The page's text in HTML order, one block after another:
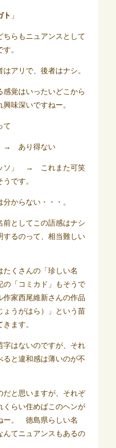
ト 」
らもニュアンスとして
。
アリで、後者はナシ。
感覚はいったいどこから
味深いですねー。
て
→ あり得ない
ソ」 → これまた可笑
です。
からない・・・。
前としてこの語感はナシ
するのって、相当難しい
たくさんの「珍しい名
の「コミカド」もそうで
作家西尾維新さんの作品
ょうがはら）」という苗
ます。
字はないのですが、それ
ると違和感は薄いのが不
だと思いますが、それぞ
くらい住めばこのヘンが
ー。 徳島県らしい名
んてニュアンスもあるの